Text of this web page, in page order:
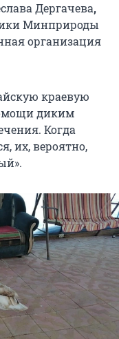
Дергачева,
Минприроды
организация
краевую
диким
Когда
их, вероятно,